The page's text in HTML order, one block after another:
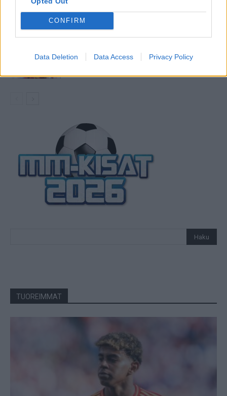
CONFIRM
Data Deletion Data Access Privacy Policy
kisoihin 2026
kisoihin 2026
TUOREIMMAT